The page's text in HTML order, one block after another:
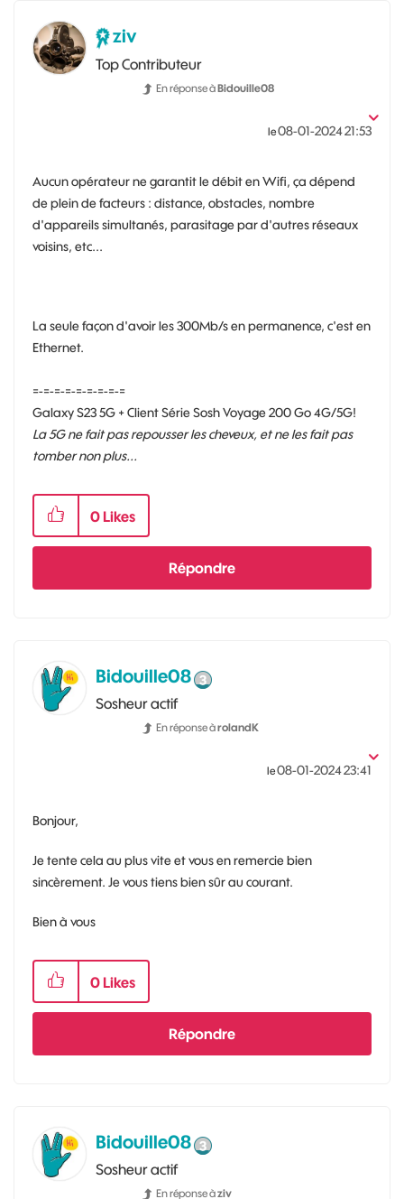
ziv
Top Contributeur
En réponse àBidouille08
le‎08-01-202421:53
Aucun opérateur ne garantit le débit en Wifi, ça dépend
de plein de facteurs : distance, obstacles, nombre
d'appareils simultanés, parasitage par d'autres réseaux
voisins, etc...
La seule façon d'avoir les 300Mb/s en permanence, c'est en
Ethernet.
=-=-=-=-=-=-=-=-=
Galaxy S23 5G + Client Série Sosh Voyage 200 Go 4G/5G!
La 5G ne fait pas repousser les cheveux, et ne les fait pas
tomber non plus...
0 Likes
Répondre
Bidouille08
Sosheur actif
En réponse àrolandK
le‎08-01-202423:41
Bonjour,
Je tente cela au plus vite et vous en remercie bien
sincèrement. Je vous tiens bien sûr au courant.
Bien à vous
0 Likes
Répondre
Bidouille08
Sosheur actif
En réponse àziv